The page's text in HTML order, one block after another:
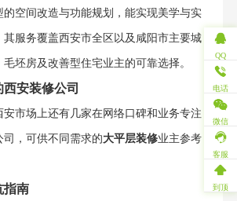
的空间改造与功能规划，能实现美学与实
其服务覆盖西安市全区以及咸阳市主要城
坯房及改善型住宅业主的可靠选择。
安装修公司
安市场上还有几家在网络口碑和业务专注
司，可供不同需求的大平层装修业主参考
指南
QQ
电话
微信
客服
到顶